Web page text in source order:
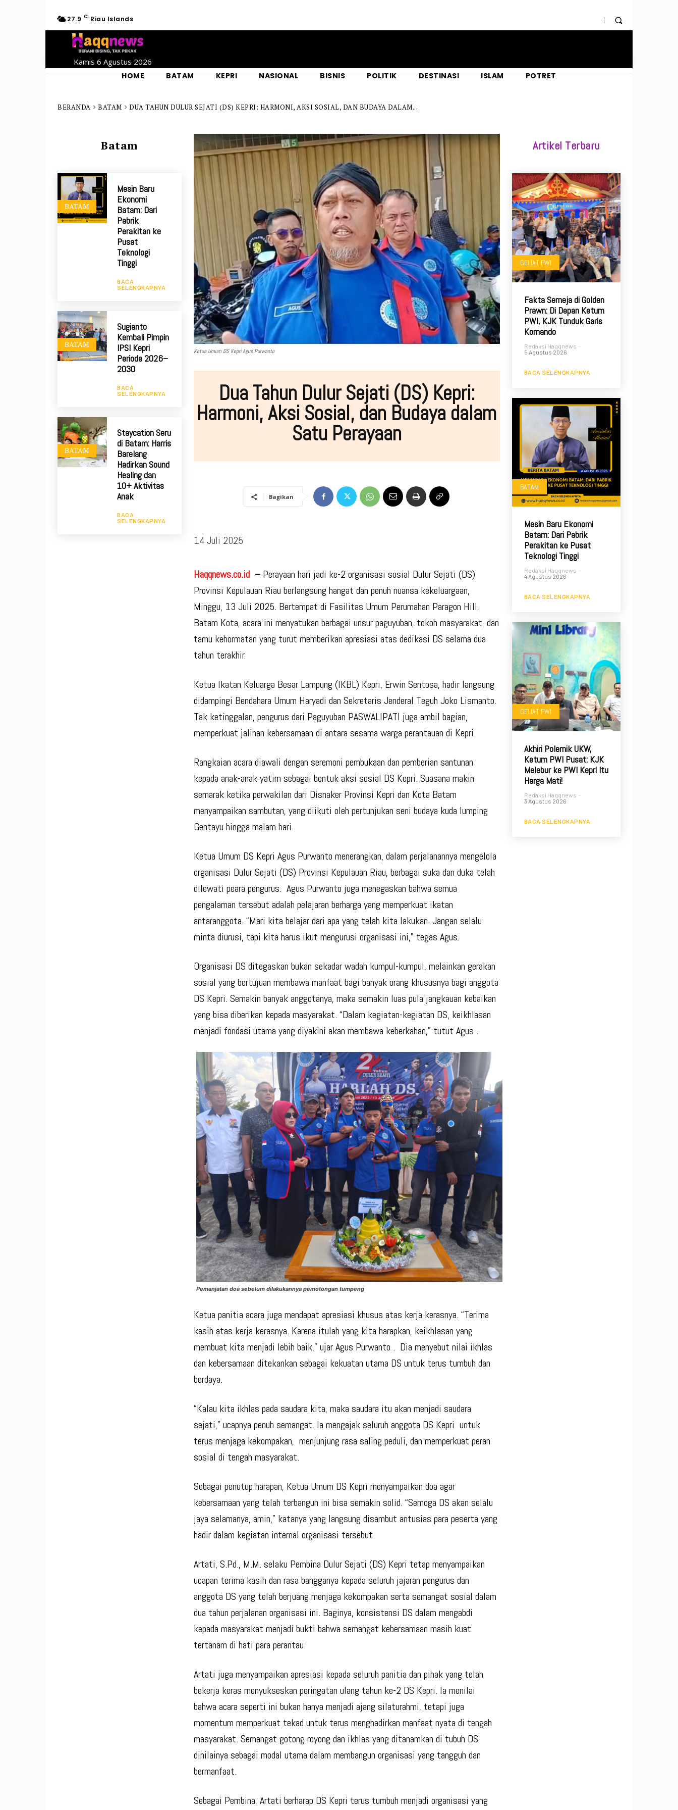
27.9 C Riau Islands
Kamis 6 Agustus 2026
HOME
BATAM KEPRI NASIONAL BISNIS POLITIK DESTINASI ISLAM POTRET
BERANDA BATAM DUA TAHUN DULUR SEJATI (DS) KEPRI: HARMONI, AKSI SOSIAL, DAN BUDAYA DALAM...
Batam
BATAM
Mesin Baru
Ekonomi
Batam: Dari
Pabrik
Perakitan ke
Pusat
Teknologi
Tinggi
BACA
SELENGKAPNYA
BATAM
Sugianto
Kembali Pimpin
IPSI Kepri
Periode 2026–
2030
BACA
SELENGKAPNYA
BATAM
Staycation Seru
di Batam: Harris
Barelang
Hadirkan Sound
Healing dan
10+ Aktivitas
Anak
BACA
SELENGKAPNYA
Ketua Umum DS Kepri Agus Purwanto
Dua Tahun Dulur Sejati (DS) Kepri:
Harmoni, Aksi Sosial, dan Budaya dalam
Satu Perayaan
Bagikan
14 Juli 2025
Haqqnews.co.id – Perayaan hari jadi ke-2 organisasi sosial Dulur Sejati (DS)
Provinsi Kepulauan Riau berlangsung hangat dan penuh nuansa kekeluargaan,
Minggu, 13 Juli 2025. Bertempat di Fasilitas Umum Perumahan Paragon Hill,
Batam Kota, acara ini menyatukan berbagai unsur paguyuban, tokoh masyarakat, dan
tamu kehormatan yang turut memberikan apresiasi atas dedikasi DS selama dua
tahun terakhir.
Ketua Ikatan Keluarga Besar Lampung (IKBL) Kepri, Erwin Sentosa, hadir langsung
didampingi Bendahara Umum Haryadi dan Sekretaris Jenderal Teguh Joko Lismanto.
Tak ketinggalan, pengurus dari Paguyuban PASWALIPATI juga ambil bagian,
memperkuat jalinan kebersamaan di antara sesama warga perantauan di Kepri.
Rangkaian acara diawali dengan seremoni pembukaan dan pemberian santunan
kepada anak-anak yatim sebagai bentuk aksi sosial DS Kepri. Suasana makin
semarak ketika perwakilan dari Disnaker Provinsi Kepri dan Kota Batam
menyampaikan sambutan, yang diikuti oleh pertunjukan seni budaya kuda lumping
Gentayu hingga malam hari.
Ketua Umum DS Kepri Agus Purwanto menerangkan, dalam perjalanannya mengelola
organisasi Dulur Sejati (DS) Provinsi Kepulauan Riau, berbagai suka dan duka telah
dilewati peara pengurus. Agus Purwanto juga menegaskan bahwa semua
pengalaman tersebut adalah pelajaran berharga yang memperkuat ikatan
antaranggota. “Mari kita belajar dari apa yang telah kita lakukan. Jangan selalu
minta diurusi, tapi kita harus ikut mengurusi organisasi ini,” tegas Agus.
Organisasi DS ditegaskan bukan sekadar wadah kumpul-kumpul, melainkan gerakan
sosial yang bertujuan membawa manfaat bagi banyak orang khususnya bagi anggota
DS Kepri. Semakin banyak anggotanya, maka semakin luas pula jangkauan kebaikan
yang bisa diberikan kepada masyarakat. “Dalam kegiatan-kegiatan DS, keikhlasan
menjadi fondasi utama yang diyakini akan membawa keberkahan,” tutut Agus .
Pemanjatan doa sebelum dilakukannya pemotongan tumpeng
Ketua panitia acara juga mendapat apresiasi khusus atas kerja kerasnya. “Terima
kasih atas kerja kerasnya. Karena itulah yang kita harapkan, keikhlasan yang
membuat kita menjadi lebih baik,” ujar Agus Purwanto . Dia menyebut nilai ikhlas
dan kebersamaan ditekankan sebagai kekuatan utama DS untuk terus tumbuh dan
berdaya.
“Kalau kita ikhlas pada saudara kita, maka saudara itu akan menjadi saudara
sejati,” ucapnya penuh semangat. Ia mengajak seluruh anggota DS Kepri untuk
terus menjaga kekompakan, menjunjung rasa saling peduli, dan memperkuat peran
sosial di tengah masyarakat.
Sebagai penutup harapan, Ketua Umum DS Kepri menyampaikan doa agar
kebersamaan yang telah terbangun ini bisa semakin solid. “Semoga DS akan selalu
jaya selamanya, amin,” katanya yang langsung disambut antusias para peserta yang
hadir dalam kegiatan internal organisasi tersebut.
Artati, S.Pd., M.M. selaku Pembina Dulur Sejati (DS) Kepri tetap menyampaikan
ucapan terima kasih dan rasa bangganya kepada seluruh jajaran pengurus dan
anggota DS yang telah berjuang menjaga kekompakan serta semangat sosial dalam
dua tahun perjalanan organisasi ini. Baginya, konsistensi DS dalam mengabdi
kepada masyarakat menjadi bukti bahwa semangat kebersamaan masih kuat
tertanam di hati para perantau.
Artati juga menyampaikan apresiasi kepada seluruh panitia dan pihak yang telah
bekerja keras menyukseskan peringatan ulang tahun ke-2 DS Kepri. Ia menilai
bahwa acara seperti ini bukan hanya menjadi ajang silaturahmi, tetapi juga
momentum memperkuat tekad untuk terus menghadirkan manfaat nyata di tengah
masyarakat. Semangat gotong royong dan ikhlas yang ditanamkan di tubuh DS
dinilainya sebagai modal utama dalam membangun organisasi yang tangguh dan
bermanfaat.
Sebagai Pembina, Artati berharap DS Kepri terus tumbuh menjadi organisasi yang
Artikel Terbaru
GELIAT PWI
Fakta Semeja di Golden
Prawn: Di Depan Ketum
PWI, KJK Tunduk Garis
Komando
Redaksi Haqqnews -
5 Agustus 2026
BACA SELENGKAPNYA
BATAM
Mesin Baru Ekonomi
Batam: Dari Pabrik
Perakitan ke Pusat
Teknologi Tinggi
Redaksi Haqqnews -
4 Agustus 2026
BACA SELENGKAPNYA
GELIAT PWI
Akhiri Polemik UKW,
Ketum PWI Pusat: KJK
Melebur ke PWI Kepri Itu
Harga Mati!
Redaksi Haqqnews -
3 Agustus 2026
BACA SELENGKAPNYA